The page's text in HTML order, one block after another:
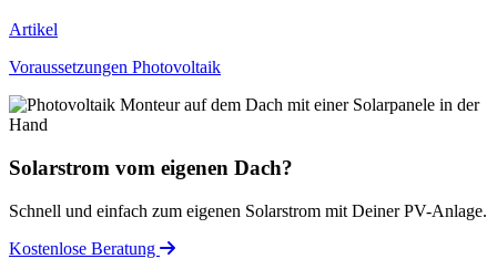
Artikel
Voraussetzungen Photovoltaik
Solarstrom vom eigenen Dach?
Schnell und einfach zum eigenen Solarstrom mit Deiner PV-Anlage.
Kostenlose Beratung